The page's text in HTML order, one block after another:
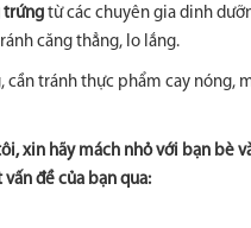
trứng từ các chuyên gia dinh
căng thẳng, lo lắng.
tránh thực phẩm cay nóng,
xin hãy mách nhỏ với bạn bè
đề của bạn qua: